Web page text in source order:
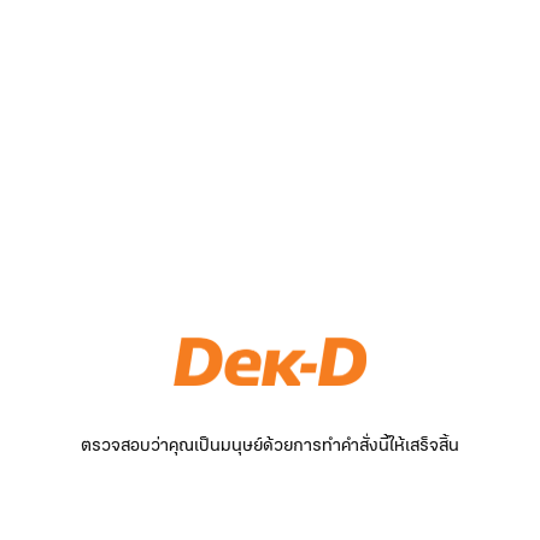
ตรวจสอบว่าคุณเป็นมนุษย์ด้วยการทำคำสั่งนี้ให้เสร็จสิ้น